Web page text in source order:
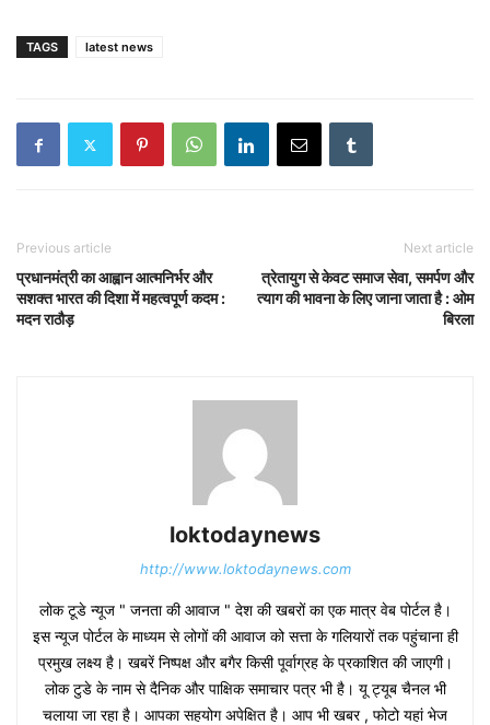
TAGS latest news
Previous article
प्रधानमंत्री का आह्वान आत्मनिर्भर और
सशक्त भारत की दिशा में महत्वपूर्ण कदम :
मदन राठौड़
Next article
त्रेतायुग से केवट समाज सेवा, समर्पण और
त्याग की भावना के लिए जाना जाता है : ओम
बिरला
loktodaynews
http://www.loktodaynews.com
लोक टूडे न्यूज " जनता की आवाज " देश की खबरों का एक मात्र वेब पोर्टल है।
इस न्यूज पोर्टल के माध्यम से लोगों की आवाज को सत्ता के गलियारों तक पहुंचाना ही
प्रमुख लक्ष्य है। खबरें निष्पक्ष और बगैर किसी पूर्वाग्रह के प्रकाशित की जाएगी।
लोक टुडे के नाम से दैनिक और पाक्षिक समाचार पत्र भी है। यू ट्यूब चैनल भी
चलाया जा रहा है। आपका सहयोग अपेक्षित है। आप भी खबर , फोटो यहां भेज